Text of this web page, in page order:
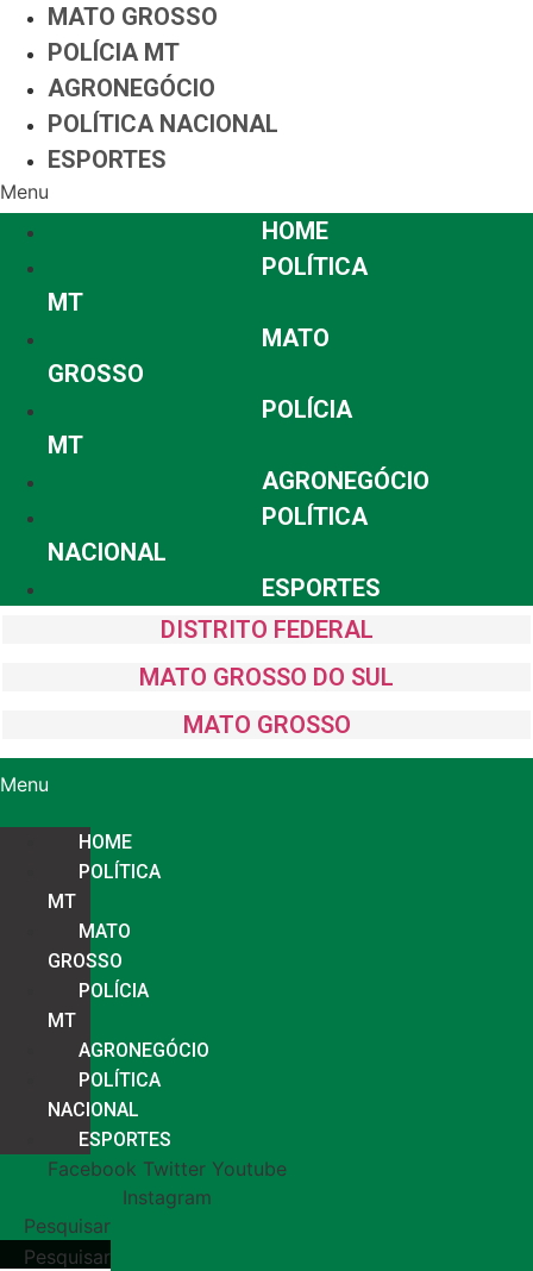
MATO GROSSO
POLÍCIA MT
AGRONEGÓCIO
POLÍTICA NACIONAL
ESPORTES
Menu
HOME
POLÍTICA
MT
MATO
GROSSO
POLÍCIA
MT
AGRONEGÓCIO
POLÍTICA
NACIONAL
ESPORTES
DISTRITO FEDERAL
MATO GROSSO DO SUL
MATO GROSSO
Menu
HOME
POLÍTICA
MT
MATO
GROSSO
POLÍCIA
MT
AGRONEGÓCIO
POLÍTICA
NACIONAL
ESPORTES
Facebook Twitter Youtube
Instagram
Pesquisar
Pesquisar